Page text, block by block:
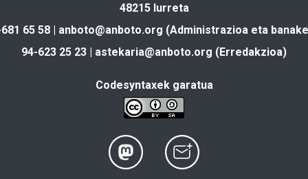
48215 Iurreta
65 58 | anboto@anboto.org (Administrazioa eta
94-623 25 23 | astekaria@anboto.org (Erredakzioa)
Codesyntaxek garatua